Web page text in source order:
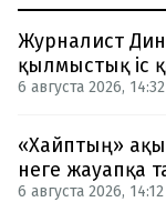
Журналист
қылмыстық іс
6 августа 2026, 14:32
«Хайптың»
неге жауапқа
6 августа 2026, 14:12